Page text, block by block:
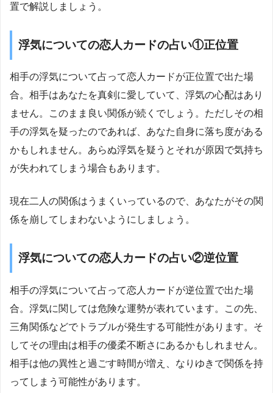
置で解説しましょう。
浮気についての恋人カードの占い①正位置
相手の浮気について占って恋人カードが正位置で出た場
合。相手はあなたを真剣に愛していて、浮気の心配はあり
ません。このまま良い関係が続くでしょう。ただしその相
手の浮気を疑ったのであれば、あなた自身に落ち度がある
かもしれません。あらぬ浮気を疑うとそれが原因で気持ち
が失われてしまう場合もあります。
現在二人の関係はうまくいっているので、あなたがその関
係を崩してしまわないようにしましょう。
浮気についての恋人カードの占い②逆位置
相手の浮気について占って恋人カードが逆位置で出た場
合。浮気に関しては危険な運勢が表れています。この先、
三角関係などでトラブルが発生する可能性があります。そ
してその理由は相手の優柔不断さにあるかもしれません。
相手は他の異性と過ごす時間が増え、なりゆきで関係を持
ってしまう可能性があります。